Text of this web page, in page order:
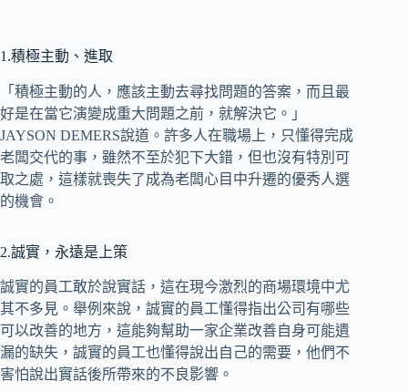
1.積極主動、進取
「積極主動的人，應該主動去尋找問題的答案，而且最
好是在當它演變成重大問題之前，就解決它。」
JAYSON DEMERS說道。許多人在職場上，只懂得完成
老闆交代的事，雖然不至於犯下大錯，但也沒有特別可
取之處，這樣就喪失了成為老闆心目中升遷的優秀人選
的機會。
2.誠實，永遠是上策
誠實的員工敢於說實話，這在現今激烈的商場環境中尤
其不多見。舉例來說，誠實的員工懂得指出公司有哪些
可以改善的地方，這能夠幫助一家企業改善自身可能遺
漏的缺失，誠實的員工也懂得說出自己的需要，他們不
害怕說出實話後所帶來的不良影響。